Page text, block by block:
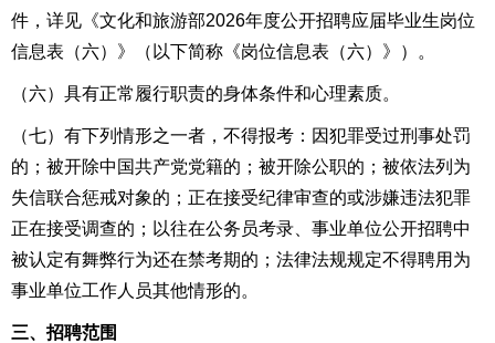
件，详见《文化和旅游部2026年度公开招聘应届毕业生岗位
信息表（六）》（以下简称《岗位信息表（六）》）。
（六）具有正常履行职责的身体条件和心理素质。
（七）有下列情形之一者，不得报考：因犯罪受过刑事处罚
的；被开除中国共产党党籍的；被开除公职的；被依法列为
失信联合惩戒对象的；正在接受纪律审查的或涉嫌违法犯罪
正在接受调查的；以往在公务员考录、事业单位公开招聘中
被认定有舞弊行为还在禁考期的；法律法规规定不得聘用为
事业单位工作人员其他情形的。
三、招聘范围